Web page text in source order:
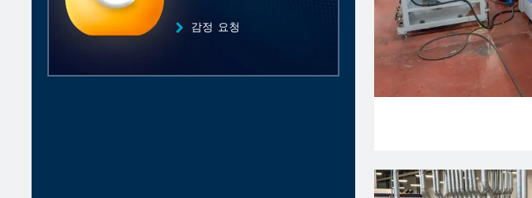
감정 요청